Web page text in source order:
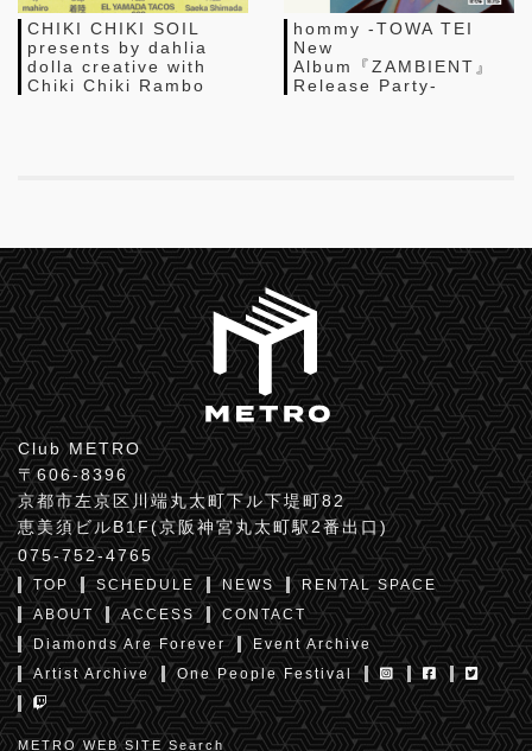
CHIKI CHIKI SOIL
presents by dahlia
dolla creative with
Chiki Chiki Rambo
hommy -TOWA TEI
New
Album『ZAMBIENT』
Release Party-
Club METRO
〒606-8396
京都市左京区川端丸太町下ル下堤町82
恵美須ビルB1F(京阪神宮丸太町駅2番出口)
075-752-4765
TOP SCHEDULE NEWS
RENTAL SPACE
ABOUT
ACCESS
CONTACT
Diamonds Are Forever
Event Archive
Artist Archive
One People Festival
METRO WEB SITE Search